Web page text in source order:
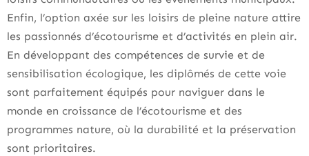
Enfin, l’option axée sur les loisirs de pleine nature attire
les passionnés d’écotourisme et d’activités en plein air.
En développant des compétences de survie et de
sensibilisation écologique, les diplômés de cette voie
sont parfaitement équipés pour naviguer dans le
monde en croissance de l’écotourisme et des
programmes nature, où la durabilité et la préservation
sont prioritaires.